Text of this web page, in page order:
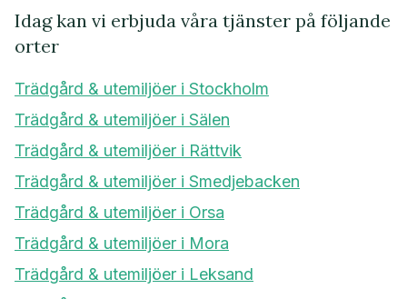
Idag kan vi erbjuda våra tjänster på följande
orter
Trädgård & utemiljöer i Stockholm
Trädgård & utemiljöer i Sälen
Trädgård & utemiljöer i Rättvik
Trädgård & utemiljöer i Smedjebacken
Trädgård & utemiljöer i Orsa
Trädgård & utemiljöer i Mora
Trädgård & utemiljöer i Leksand